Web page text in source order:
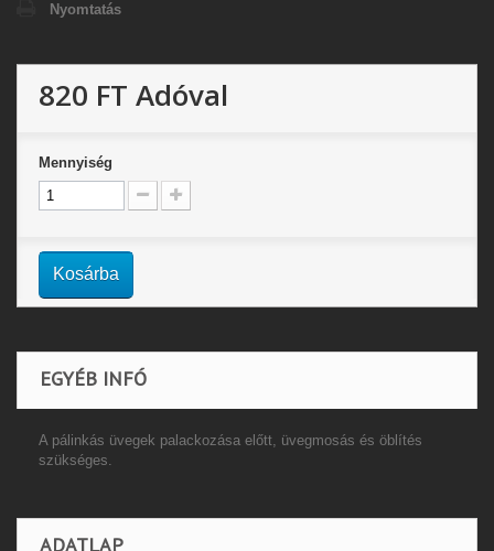
Nyomtatás
820 FT Adóval
Mennyiség
Kosárba
EGYÉB INFÓ
A pálinkás üvegek palackozása előtt, üvegmosás és öblítés
szükséges.
ADATLAP